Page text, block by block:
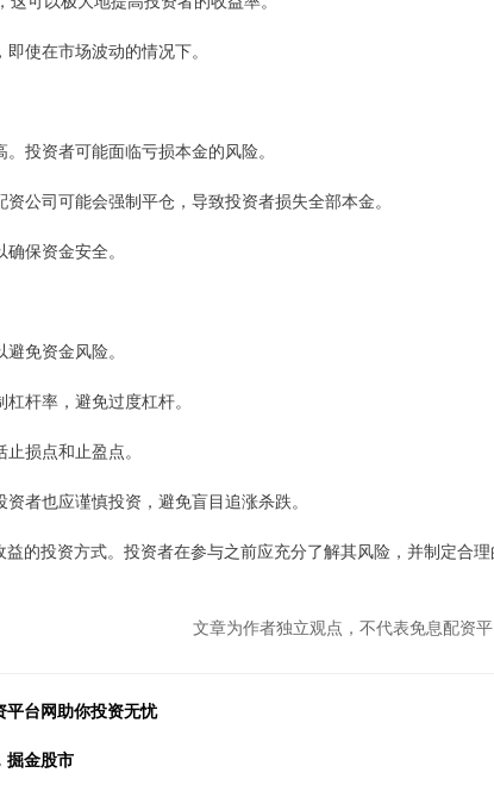
使在市场波动的情况下。
投资者可能面临亏损本金的风险。
公司可能会强制平仓，导致投资者损失全部本金。
保资金安全。
免资金风险。
杆率，避免过度杠杆。
损点和止盈点。
者也应谨慎投资，避免盲目追涨杀跌。
的投资方式。投资者在参与之前应充分了解其风险，并制定合
文章为作者独立观点，不代表免息配资
平台网助你投资无忧
掘金股市